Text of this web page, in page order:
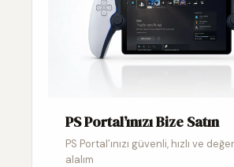
PS Portal’ınızı Bize Satın
PS Portal’ınızı güvenli, hızlı ve
alalım